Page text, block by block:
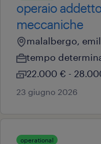
operaio
meccaniche
malalbergo,
tempo
22.000 € -
23 giugno 2026
operational